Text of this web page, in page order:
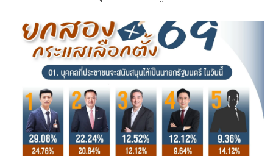
รูปแบบของการหาเสียงที่มัก “พูดเกินจ